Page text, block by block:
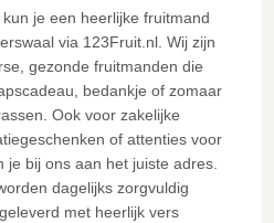
je een heerlijke fruitmand
via 123Fruit.nl. Wij zijn
gezonde fruitmanden die
bedankje of zomaar
Ook voor zakelijke
of attenties voor
je bij ons aan het juiste adres.
dagelijks zorgvuldig
met heerlijk vers